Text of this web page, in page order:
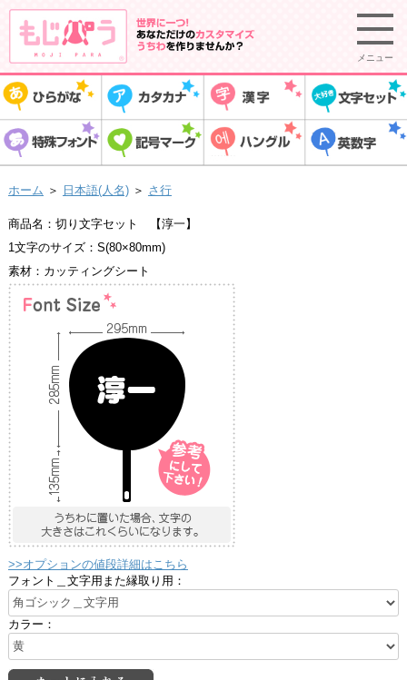
メニュー
ホーム ＞ 日本語(人名) ＞ さ行
商品名：切り文字セット 【淳一】
1文字のサイズ：S(80×80mm)
素材：カッティングシート
>>オプションの値段詳細はこちら
フォント＿文字用また縁取り用：
カラー：